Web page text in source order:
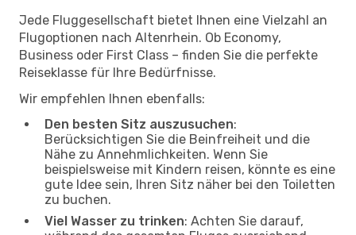
Jede Fluggesellschaft bietet Ihnen eine Vielzahl an
Flugoptionen nach Altenrhein. Ob Economy,
Business oder First Class – finden Sie die perfekte
Reiseklasse für Ihre Bedürfnisse.
Wir empfehlen Ihnen ebenfalls:
Den besten Sitz auszusuchen:
Berücksichtigen Sie die Beinfreiheit und die
Nähe zu Annehmlichkeiten. Wenn Sie
beispielsweise mit Kindern reisen, könnte es eine
gute Idee sein, Ihren Sitz näher bei den Toiletten
zu buchen.
Viel Wasser zu trinken: Achten Sie darauf,